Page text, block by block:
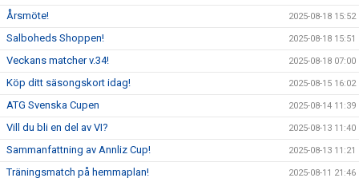
Årsmöte! 2025-08-18 15:52
Salboheds Shoppen! 2025-08-18 15:51
Veckans matcher v.34! 2025-08-18 07:00
Köp ditt säsongskort idag! 2025-08-15 16:02
ATG Svenska Cupen 2025-08-14 11:39
Vill du bli en del av VI? 2025-08-13 11:40
Sammanfattning av Annliz Cup! 2025-08-13 11:21
Träningsmatch på hemmaplan! 2025-08-11 21:46